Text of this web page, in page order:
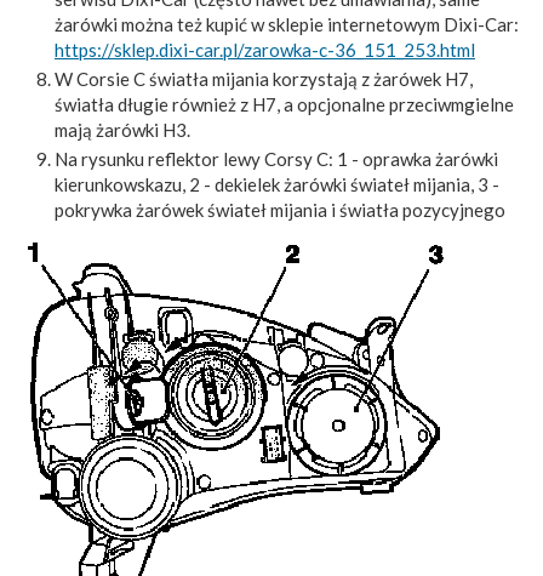
żarówki można też kupić w sklepie internetowym Dixi-Car:
https://sklep.dixi-car.pl/zarowka-c-36_151_253.html
W Corsie C światła mijania korzystają z żarówek H7,
światła długie również z H7, a opcjonalne przeciwmgielne
mają żarówki H3.
Na rysunku reflektor lewy Corsy C: 1 - oprawka żarówki
kierunkowskazu, 2 - dekielek żarówki świateł mijania, 3 -
pokrywka żarówek świateł mijania i światła pozycyjnego